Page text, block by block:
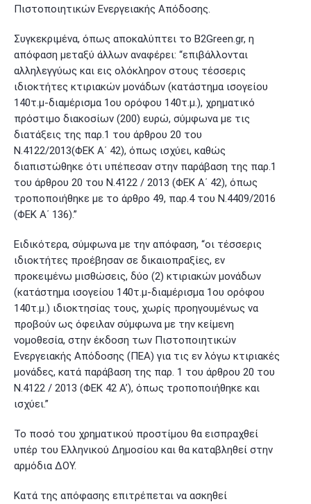
Πιστοποιητικών Ενεργειακής Απόδοσης.
Συγκεκριμένα, όπως αποκαλύπτει το B2Green.gr, η
απόφαση μεταξύ άλλων αναφέρει: “επιβάλλονται
αλληλεγγύως και εις ολόκληρον στους τέσσερις
ιδιοκτήτες κτιριακών μονάδων (κατάστημα ισογείου
140τ.μ-διαμέρισμα 1ου ορόφου 140τ.μ.), χρηματικό
πρόστιμο διακοσίων (200) ευρώ, σύμφωνα με τις
διατάξεις της παρ.1 του άρθρου 20 του
Ν.4122/2013(ΦΕΚ Α΄ 42), όπως ισχύει, καθώς
διαπιστώθηκε ότι υπέπεσαν στην παράβαση της παρ.1
του άρθρου 20 του Ν.4122 / 2013 (ΦΕΚ Α΄ 42), όπως
τροποποιήθηκε με το άρθρο 49, παρ.4 του Ν.4409/2016
(ΦΕΚ Α΄ 136).”
Ειδικότερα, σύμφωνα με την απόφαση, “οι τέσσερις
ιδιοκτήτες προέβησαν σε δικαιοπραξίες, εν
προκειμένω μισθώσεις, δύο (2) κτιριακών μονάδων
(κατάστημα ισογείου 140τ.μ-διαμέρισμα 1ου ορόφου
140τ.μ.) ιδιοκτησίας τους, χωρίς προηγουμένως να
προβούν ως όφειλαν σύμφωνα με την κείμενη
νομοθεσία, στην έκδοση των Πιστοποιητικών
Ενεργειακής Απόδοσης (ΠΕΑ) για τις εν λόγω κτιριακές
μονάδες, κατά παράβαση της παρ. 1 του άρθρου 20 του
Ν.4122 / 2013 (ΦΕΚ 42 Α’), όπως τροποποιήθηκε και
ισχύει.”
Το ποσό του χρηματικού προστίμου θα εισπραχθεί
υπέρ του Ελληνικού Δημοσίου και θα καταβληθεί στην
αρμόδια ΔΟΥ.
Κατά της απόφασης επιτρέπεται να ασκηθεί